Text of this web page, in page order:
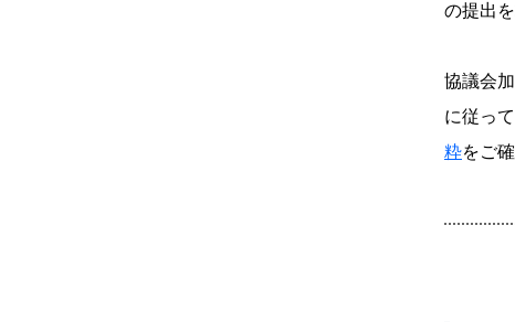
の提出
協議会
に従っ
粋をご